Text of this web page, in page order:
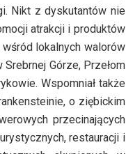
Nikt z dyskutantów nie
atrakcji i produktów
lokalnych walorów
Górze, Przełom
Wspomniał także
o ziębickim
przecinających
restauracji i